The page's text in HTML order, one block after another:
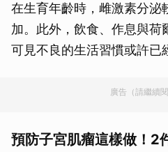
在生育年齡時，雌激素分泌
加。此外，飲食、作息與荷
可見不良的生活習慣或許已
廣告（請繼續閱
預防子宮肌瘤這樣做！